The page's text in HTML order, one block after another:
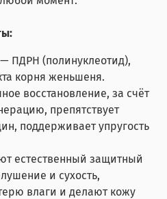
:
— ПДРН (полинуклеотид),
корня женьшеня.
восстановление, за счёт
препятствует
поддерживает упругость
естественный защитный
и сухость,
влаги и делают кожу